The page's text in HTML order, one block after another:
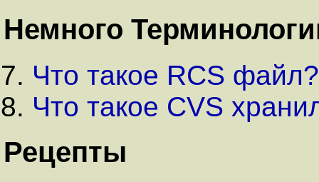
Немного
Что такое RCS файл?
Что такое CVS
Рецепты